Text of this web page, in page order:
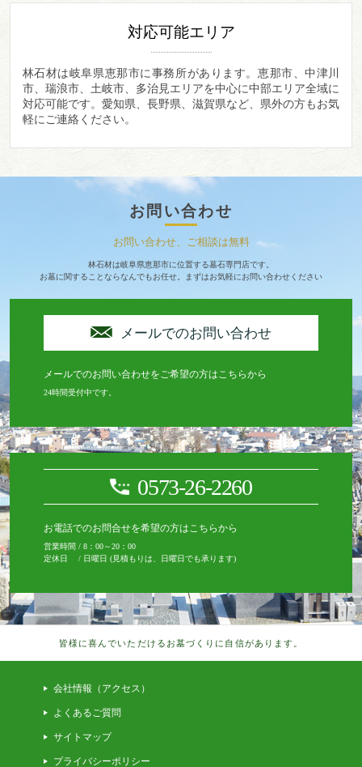
対応可能エリア
林石材は岐阜県恵那市に事務所があります。 恵那市、中津川
市、瑞浪市、土岐市、多治見エリアを中心に中部エリア全域に
対応可能です。愛知県、長野県、滋賀県など、県外の方もお気
軽にご連絡ください。
お問い合わせ
お問い合わせ、ご相談は無料
林石材は岐阜県恵那市に位置する墓石専門店です。
お墓に関することならなんでもお任せ。まずはお気軽にお問い合わせください
メールでのお問い合わせ
メールでのお問い合わせをご希望の方はこちらから
24時間受付中です。
0573-26-2260
お電話でのお問合せを希望の方はこちらから
営業時間 / 8：00～20：00
定休日 / 日曜日 (見積もりは、日曜日でも承ります)
皆様に喜んでいただけるお墓づくりに自信があります。
会社情報（アクセス）
よくあるご質問
サイトマップ
プライバシーポリシー